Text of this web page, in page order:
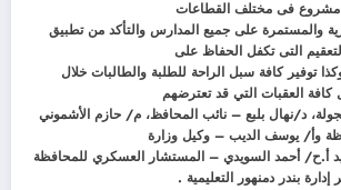
والمستمرة على جميع المدارس والتأكد من تطبيق
التى تكفل الحفاظ على
توفير كافة سبل الراحة للطلبة والطالبات خلال
كافة العقبات التي قد تعترضهم
د/نهال بلبع – نائب المحافظ، م/ حازم الأشموني
وأ/ يوسف الديب – وكيل وزارة
أ.ح/ أحمد السويدي – المستشار العسكري للمحافظة
بندر دمنهور التعليمية .